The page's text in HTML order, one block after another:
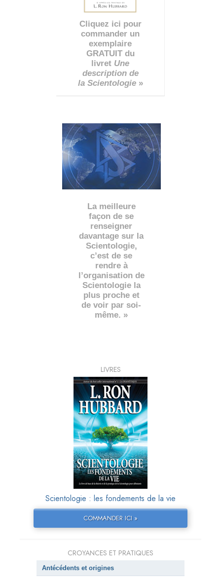
Cliquez ici pour
commander un
exemplaire
GRATUIT du
livret Une
description de
la Scientologie»
La meilleure
façon de se
renseigner
davantage sur la
Scientologie,
c’est de se
rendre à
l’organisation de
Scientologie la
plus proche et
de voir par soi-
même. »
LIVRES
Scientologie : les fondements de la vie
COMMANDER ICI »
CROYANCES ET PRATIQUES
Antécédents et origines